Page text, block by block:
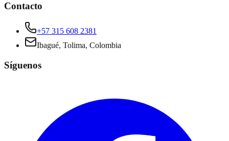
Contacto
+57 315 608 2381
Ibagué, Tolima, Colombia
Síguenos